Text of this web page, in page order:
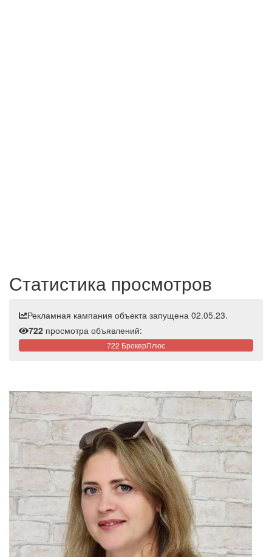
Статистика просмотров
Рекламная кампания объекта запущена 02.05.23.
722 просмотра объявлений:
722 БрокерПлюс